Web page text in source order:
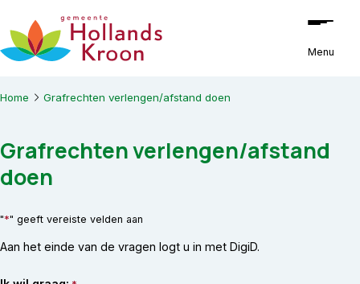
Ga naar de inhoud
Menu
Home Grafrechten verlengen/afstand doen
Grafrechten verlengen/afstand
doen
"*" geeft vereiste velden aan
Aan het einde van de vragen logt u in met DigiD.